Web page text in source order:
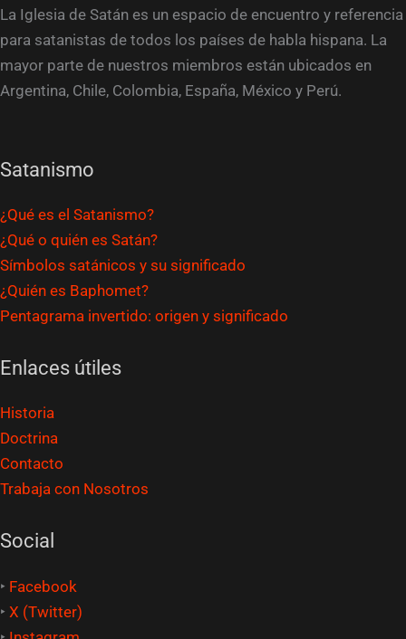
La Iglesia de Satán es un espacio de encuentro y referencia
para satanistas de todos los países de habla hispana. La
mayor parte de nuestros miembros están ubicados en
Argentina, Chile, Colombia, España, México y Perú.
Satanismo
¿Qué es el Satanismo?
¿Qué o quién es Satán?
Símbolos satánicos y su significado
¿Quién es Baphomet?
Pentagrama invertido: origen y significado
Enlaces útiles
Historia
Doctrina
Contacto
Trabaja con Nosotros
Social
‣ Facebook
‣ X (Twitter)